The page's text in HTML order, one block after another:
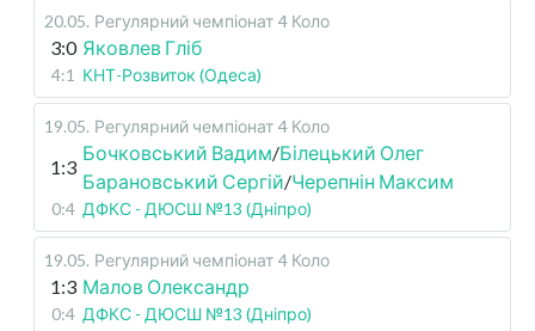
20.05. Регулярний чемпіонат 4 Коло
3:0 Яковлев Гліб
4:1 КНТ-Розвиток (Одеса)
19.05. Регулярний чемпіонат 4 Коло
1:3
Бочковський Вадим/Білецький Олег
Барановський Сергій/Черепнін Максим
0:4 ДФКС - ДЮСШ №13 (Дніпро)
19.05. Регулярний чемпіонат 4 Коло
1:3 Малов Олександр
0:4 ДФКС - ДЮСШ №13 (Дніпро)